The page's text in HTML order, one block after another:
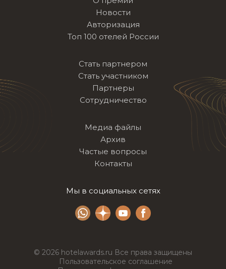
Новости
Авторизация
Топ 100 отелей России
Стать партнером
Стать участником
Партнеры
Сотрудничество
Медиа файлы
Архив
Частые вопросы
Контакты
Мы в социальных сетях
© 2026 hotelawards.ru Все права защищены
Пользовательское соглашение